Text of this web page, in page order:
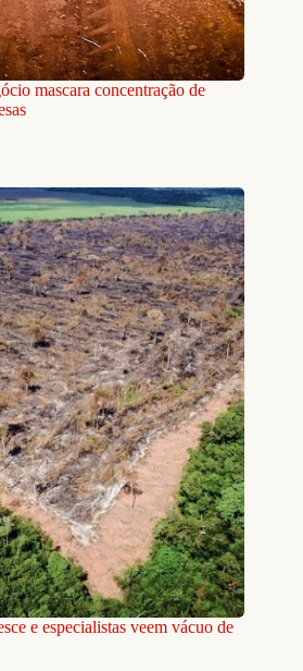
mascara concentração de
e especialistas veem vácuo de